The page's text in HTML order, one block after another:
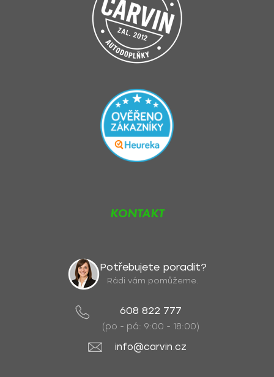
KONTAKT
Potřebujete poradit?
Rádi vám pomůžeme.
608 822 777
(po - pá: 9:00 - 18:00)
info@carvin.cz